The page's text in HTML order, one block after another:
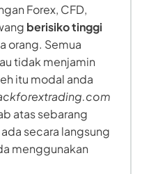
Forex, CFD,
berisiko tinggi
orang. Semua
tidak menjamin
itu modal anda
atas sebarang
secara langsung
menggunakan